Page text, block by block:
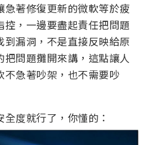
著修復更新的微軟等於疲
，一邊要盡起責任把問題
漏洞，不是直接反映給原
問題攤開來講，這點讓人
不急著吵架，也不需要吵
度就行了，你懂的：